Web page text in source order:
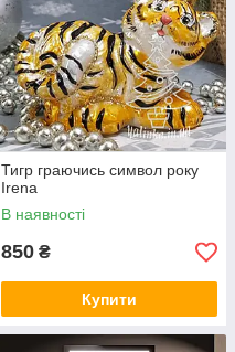
Тигр граючись символ року
Irena
В наявності
850 ₴
Купити